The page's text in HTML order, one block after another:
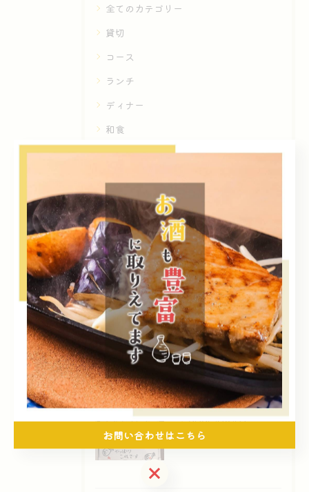
全てのカテゴリー
貸切
コース
ランチ
ディナー
和食
最近の投稿
Posts
2026/08/09
この優しさに感謝
2026/08/08
感謝と愛と情
2026/08/07
暑差に負けたくない
お問い合わせはこちら
お問い合わせはこちら